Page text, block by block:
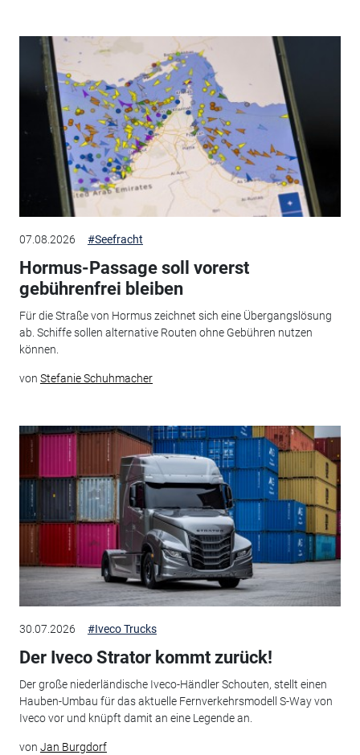
07.08.2026 #Seefracht
Hormus-Passage soll vorerst
gebührenfrei bleiben
Für die Straße von Hormus zeichnet sich eine Übergangslösung
ab. Schiffe sollen alternative Routen ohne Gebühren nutzen
können.
von Stefanie Schuhmacher
30.07.2026 #Iveco Trucks
Der Iveco Strator kommt zurück!
Der große niederländische Iveco-Händler Schouten, stellt einen
Hauben-Umbau für das aktuelle Fernverkehrsmodell S-Way von
Iveco vor und knüpft damit an eine Legende an.
von Jan Burgdorf